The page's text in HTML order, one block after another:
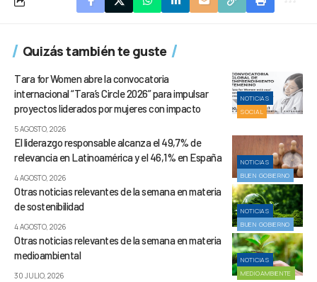
Quizás también te guste
NOTICIAS
SOCIAL
Tara for Women abre la convocatoria
internacional “Tara’s Circle 2026” para impulsar
proyectos liderados por mujeres con impacto
5 AGOSTO, 2026
NOTICIAS
BUEN GOBIERNO
El liderazgo responsable alcanza el 49,7% de
relevancia en Latinoamérica y el 46,1% en España
4 AGOSTO, 2026
NOTICIAS
BUEN GOBIERNO
Otras noticias relevantes de la semana en materia
de sostenibilidad
4 AGOSTO, 2026
NOTICIAS
MEDIOAMBIENTE
Otras noticias relevantes de la semana en materia
medioambiental
30 JULIO, 2026